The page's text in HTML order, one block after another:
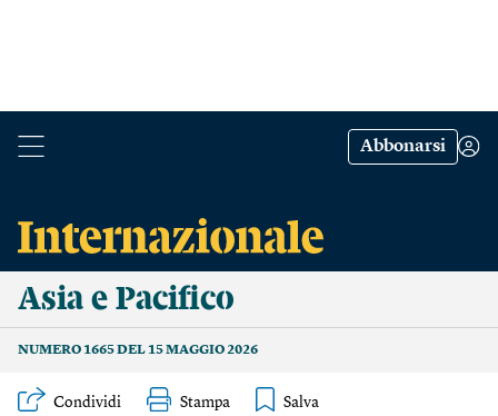
Abbonarsi
Asia e Pacifico
NUMERO 1665 DEL 15 MAGGIO 2026
Condividi Stampa